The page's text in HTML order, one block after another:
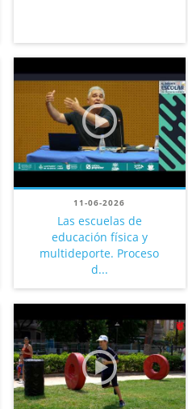
11-06-2026
Las escuelas de
educación física y
multideporte. Proceso
d...